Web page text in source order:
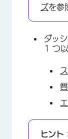
ズを参
ダッ
1 つ
ヒント